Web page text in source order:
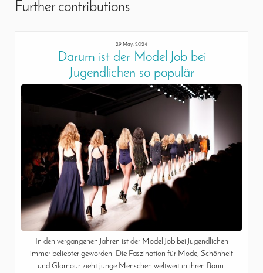
Further contributions
29 May, 2024
Darum ist der Model Job bei
Jugendlichen so populär
In den vergangenen Jahren ist der Model Job bei Jugendlichen
immer beliebter geworden. Die Faszination für Mode, Schönheit
und Glamour zieht junge Menschen weltweit in ihren Bann.